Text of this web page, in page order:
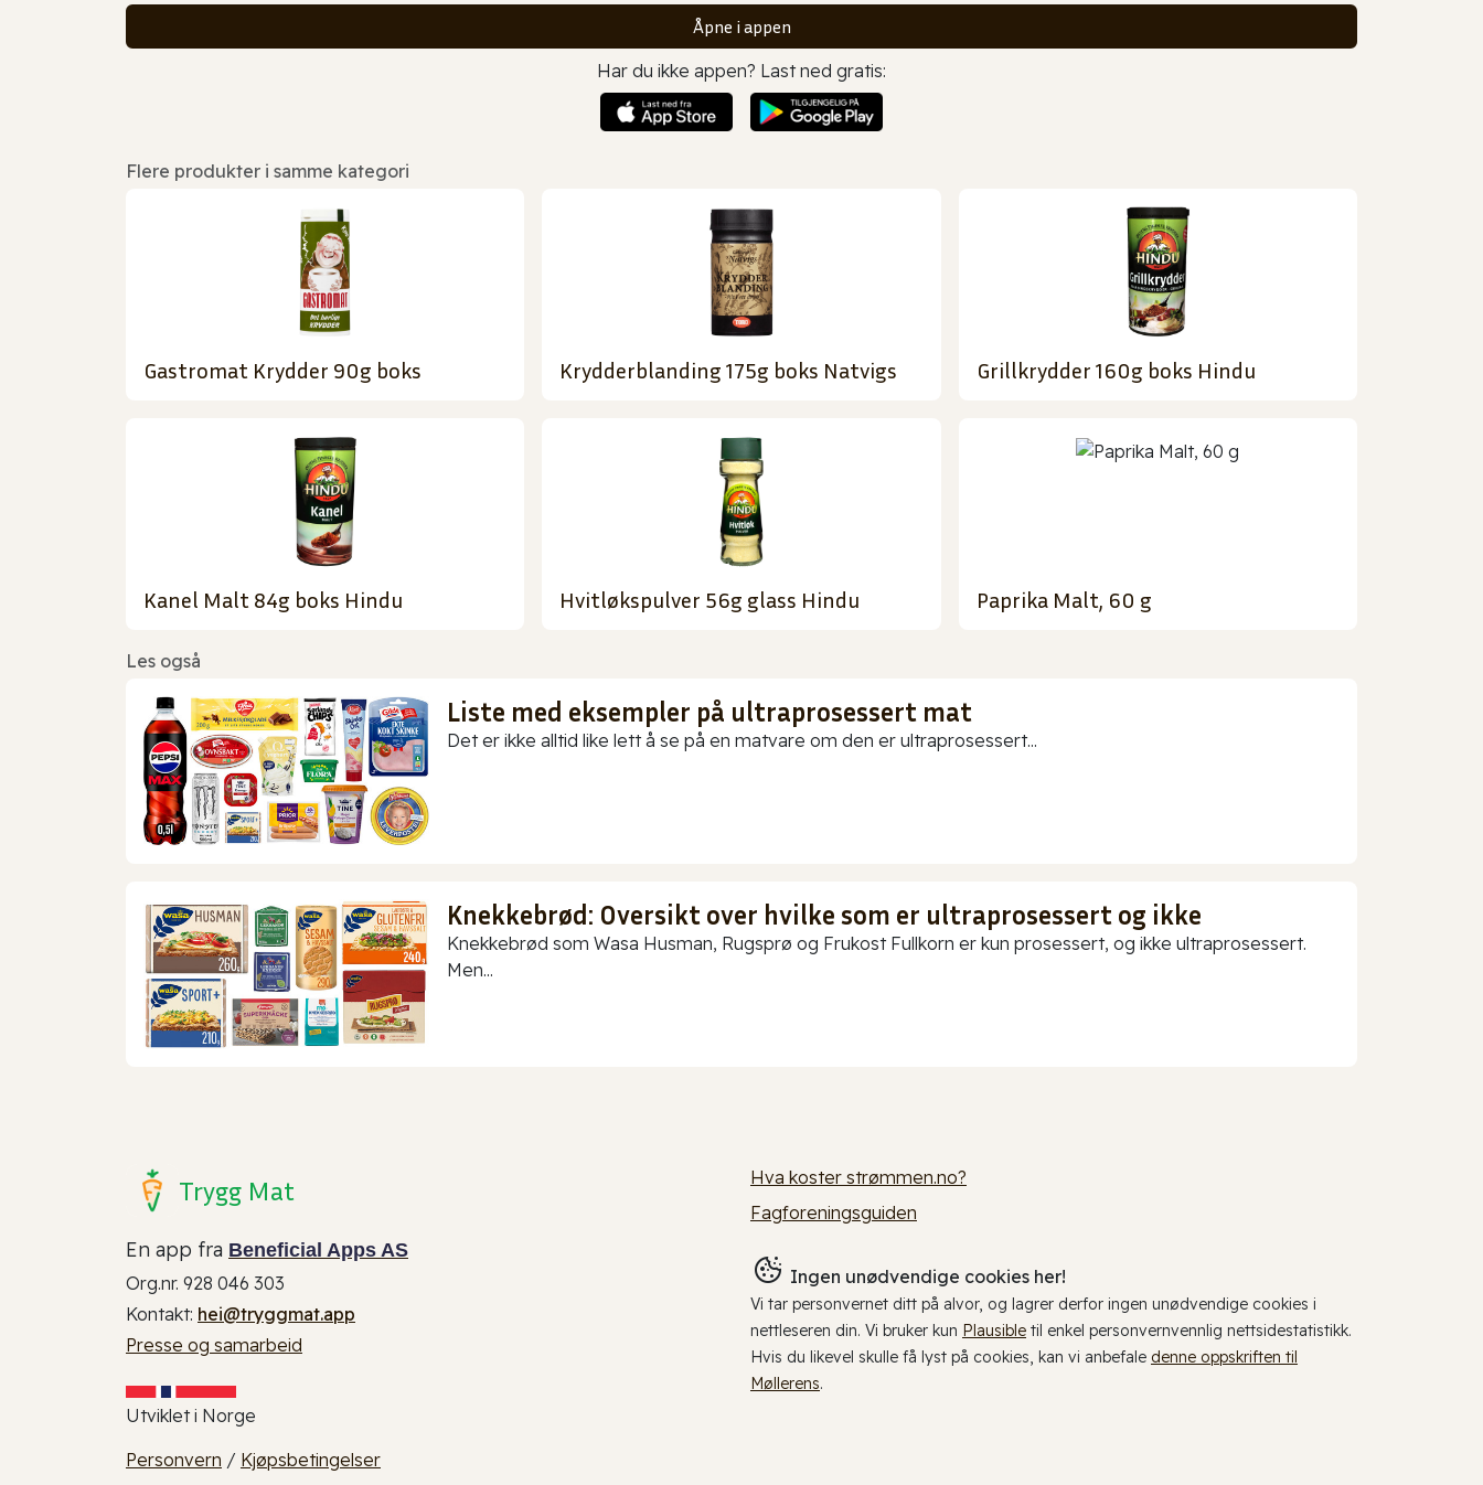
Åpne i appen
Har du ikke appen? Last ned gratis:
Flere produkter i samme kategori
Gastromat Krydder 90g boks Krydderblanding 175g boks Natvigs Grillkrydder 160g boks Hindu
Kanel Malt 84g boks Hindu Hvitløkspulver 56g glass Hindu Paprika Malt, 60 g
Les også
Liste med eksempler på ultraprosessert mat
Det er ikke alltid like lett å se på en matvare om den er ultraprosessert...
Knekkebrød: Oversikt over hvilke som er ultraprosessert og ikke
Knekkebrød som Wasa Husman, Rugsprø og Frukost Fullkorn er kun prosessert, og ikke ultraprosessert.
Men...
Trygg Mat
En app fra Beneficial Apps AS
Org.nr. 928 046 303
Kontakt: hei@tryggmat.app
Presse og samarbeid
Utviklet i Norge
Personvern / Kjøpsbetingelser
Hva koster strømmen.no?
Fagforeningsguiden
Ingen unødvendige cookies her!
Vi tar personvernet ditt på alvor, og lagrer derfor ingen unødvendige cookies i
nettleseren din. Vi bruker kun Plausible til enkel personvernvennlig nettsidestatistikk.
Hvis du likevel skulle få lyst på cookies, kan vi anbefale denne oppskriften til
Møllerens.